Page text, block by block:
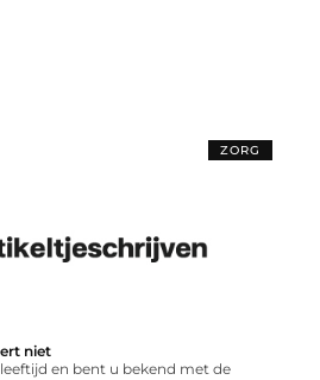
ZORG
niet
en bent u bekend met de